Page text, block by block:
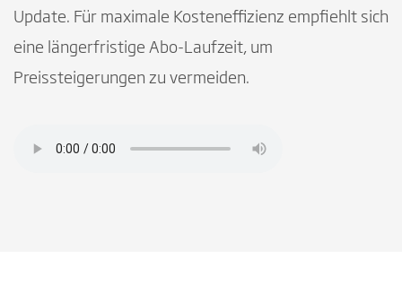
Update. Für maximale Kosteneffizienz empfiehlt sich
eine längerfristige Abo-Laufzeit, um
Preissteigerungen zu vermeiden.